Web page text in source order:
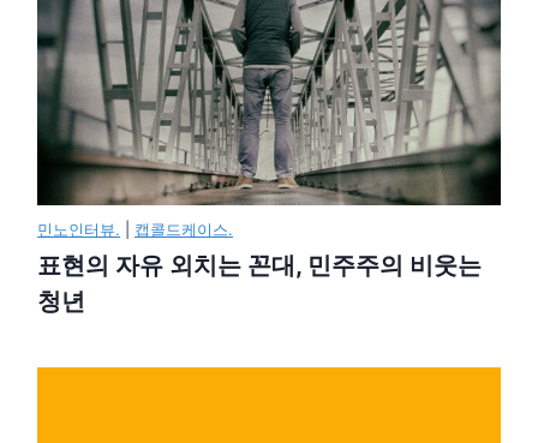
민노인터뷰. 캡콜드케이스.
표현의 자유 외치는 꼰대, 민주주의 비웃는
청년